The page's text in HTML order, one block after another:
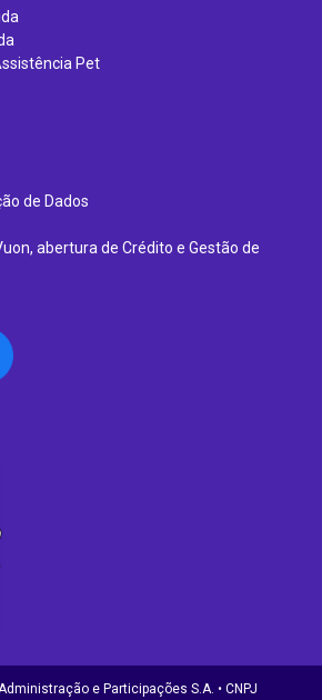
Pet
de Dados
abertura de Crédito e Gestão de
e Participações S.A. • CNPJ